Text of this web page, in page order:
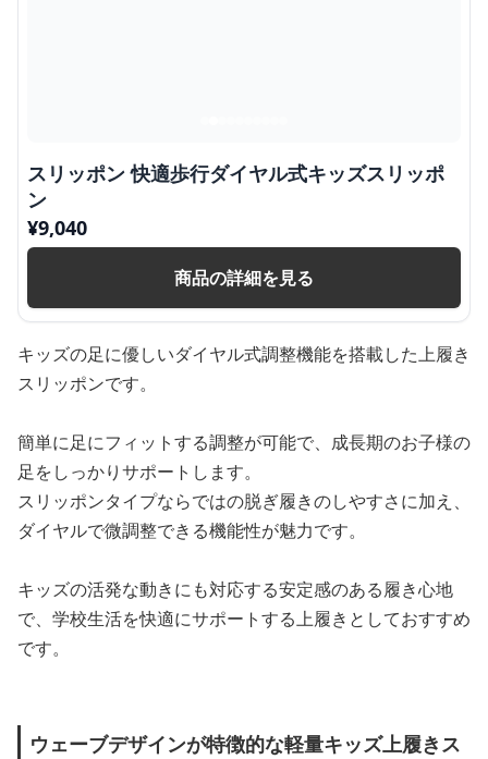
スリッポン 快適歩行ダイヤル式キッズスリッポ
ン
¥9,040
商品の詳細を見る
キッズの足に優しいダイヤル式調整機能を搭載した上履き
スリッポンです。
簡単に足にフィットする調整が可能で、成長期のお子様の
足をしっかりサポートします。
スリッポンタイプならではの脱ぎ履きのしやすさに加え、
ダイヤルで微調整できる機能性が魅力です。
キッズの活発な動きにも対応する安定感のある履き心地
で、学校生活を快適にサポートする上履きとしておすすめ
です。
ウェーブデザインが特徴的な軽量キッズ上履きス